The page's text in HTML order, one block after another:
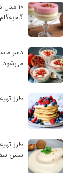
گام‌به‌گام
می‌شود
طرز
طرز
سس